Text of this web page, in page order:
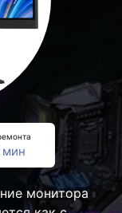
мин
монитора